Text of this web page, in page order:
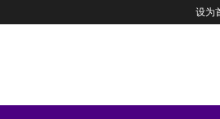
设为